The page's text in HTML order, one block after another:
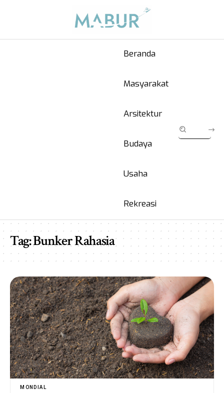
Beranda
Masyarakat
Arsitektur
Budaya
Usaha
Rekreasi
Tag:Bunker Rahasia
MONDIAL